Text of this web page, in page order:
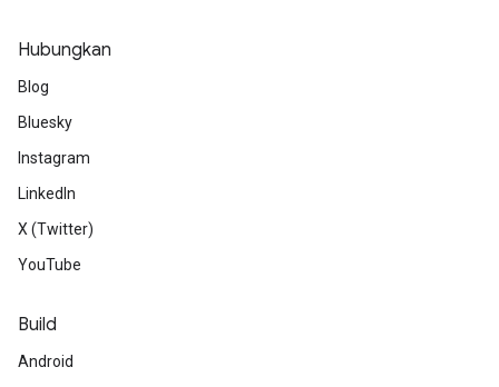
Hubungkan
Blog
Bluesky
Instagram
LinkedIn
X (Twitter)
YouTube
Build
Android